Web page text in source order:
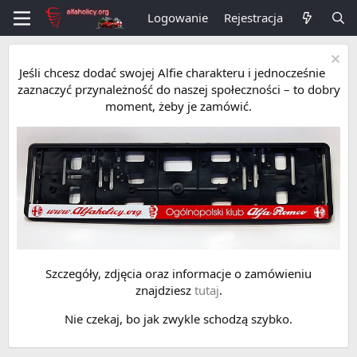
Logowanie Rejestracja
Jeśli chcesz dodać swojej Alfie charakteru i jednocześnie
zaznaczyć przynależność do naszej społeczności – to dobry
moment, żeby je zamówić.
Szczegóły, zdjęcia oraz informacje o zamówieniu
znajdziesz tutaj.
Nie czekaj, bo jak zwykle schodzą szybko.